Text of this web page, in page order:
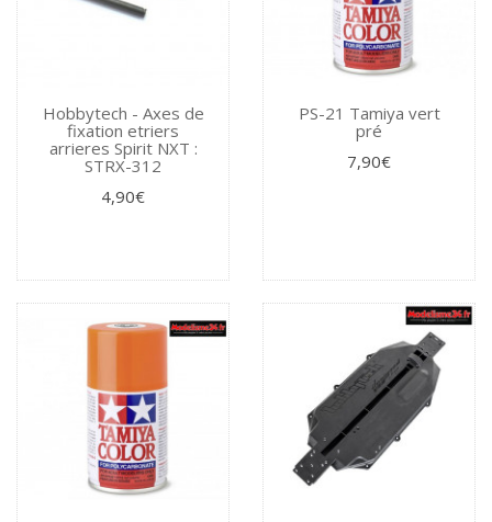
Hobbytech - Axes de
fixation etriers
arrieres Spirit NXT :
STRX-312
4,90€
PS-21 Tamiya vert
pré
7,90€